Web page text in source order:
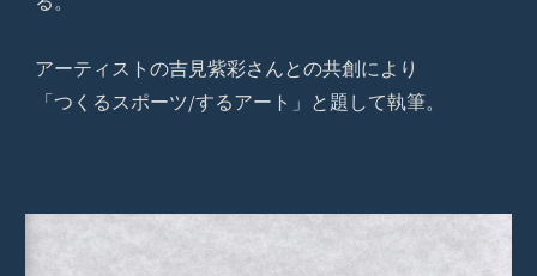
アーティストの吉見紫彩さんとの共創により
「つくるスポーツ/するアート」と題して執筆。